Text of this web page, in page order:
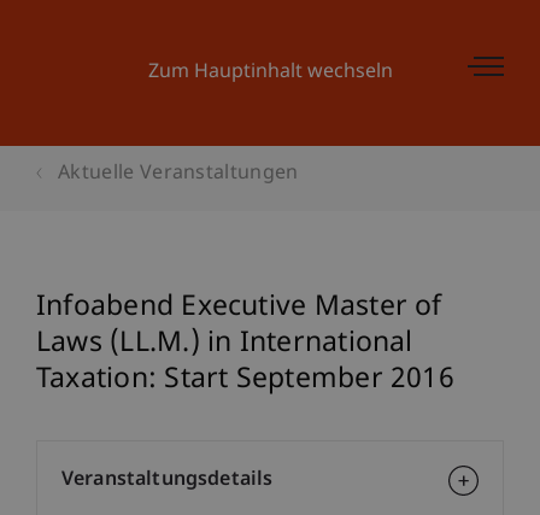
Zum Hauptinhalt wechseln
Aktuelle Veranstaltungen
Infoabend Executive Master of
Laws (LL.M.) in International
Taxation: Start September 2016
Veranstaltungsdetails